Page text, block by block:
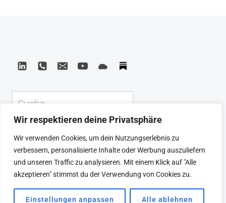
Wir respektieren deine Privatsphäre
Wir verwenden Cookies, um dein Nutzungserlebnis zu
verbessern, personalisierte Inhalte oder Werbung auszuliefern
und unseren Traffic zu analysieren. Mit einem Klick auf "Alle
akzeptieren" stimmst du der Verwendung von Cookies zu.
Einstellungen anpassen Alle ablehnen
Suchen
KEYNOTE BEIRAT
CTRL+ALT+LEAD
MEINE ARTIKEL
BUCHEMPFEHLUNGEN
PODCAST
KONTAKT
SEBASTIAN
IMPRESSUM
DATENSCHUTZERKLÄRUNG